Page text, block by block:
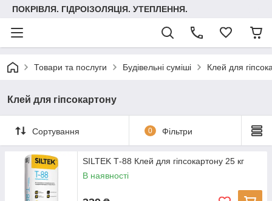
ПОКРІВЛЯ. ГІДРОІЗОЛЯЦІЯ. УТЕПЛЕННЯ.
Товари та послуги Будівельні суміші Клей для
Клей для гіпсокартону
Сортування 0 Фільтри
SILTEK Т-88 Клей для гіпсокартону 25 кг
В наявності